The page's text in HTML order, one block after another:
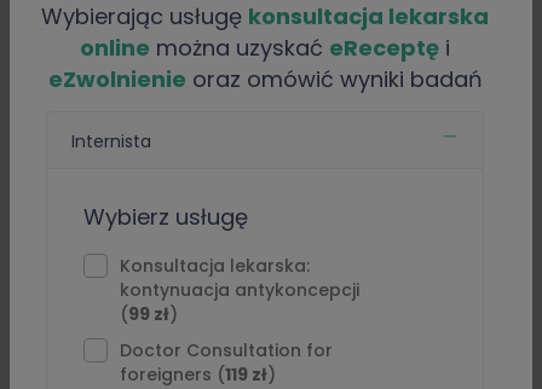
Konsultacja lekarska o L4 (e-ZLA) i/lub eReceptę -99 zł
Pokaż wszystkie
Informacje i usługi online
Wybierając usługę konsultacja lekarska
online można uzyskać eReceptę i
eZwolnienie oraz omówić wyniki badań
Internista
Wybierz usługę
⁠Konsultacja lekarska:
kontynuacja antykoncepcji
(99 zł)
Doctor Consultation for
foreigners (119 zł)